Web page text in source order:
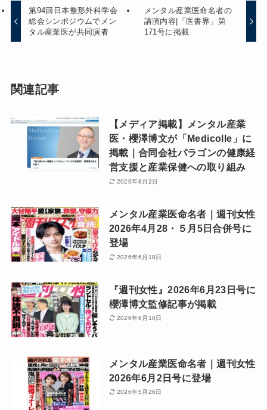
第94回日本整形外科学会
総会シンポジウムでメン
タル産業医が共同演者
メンタル産業医命名者の
講演内容|「医書界」第
171号に掲載
関連記事
【メディア掲載】メンタル産業
医・櫻澤博文が「Medicolle」に
掲載｜合同会社パラゴンの健康経
営支援と産業保健への取り組み
2026年8月2日
メンタル産業医命名者｜週刊女性
2026年4月28・５月5日合併号に
登場
2026年6月18日
『週刊女性』2026年6月23日号に
櫻澤博文監修記事が掲載
2026年6月10日
メンタル産業医命名者｜週刊女性
2026年6月2日号に登場
2026年5月26日